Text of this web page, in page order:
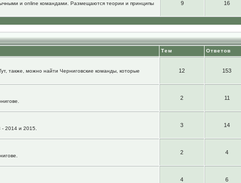
и online командами. Размещаются теории и принципы
9 16
Тем Ответов
также, можно найти Черниговские команды, которые
12 153
2 11
2014 и 2015.
3 14
2 4
4 6